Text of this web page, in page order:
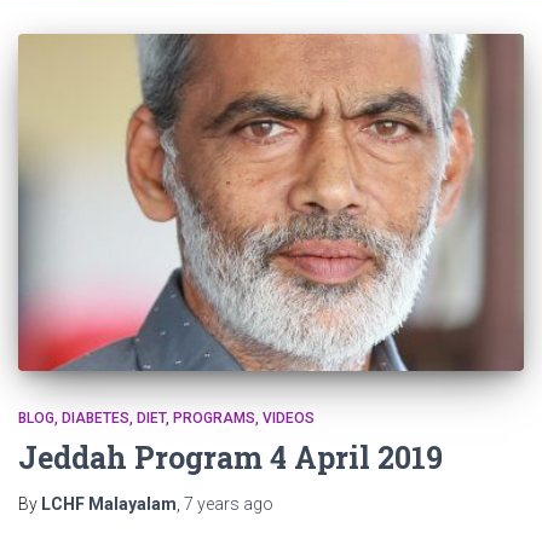
BLOG DIABETES DIET PROGRAMS VIDEOS
Jeddah Program 4 April 2019
By LCHF Malayalam 7 years ago